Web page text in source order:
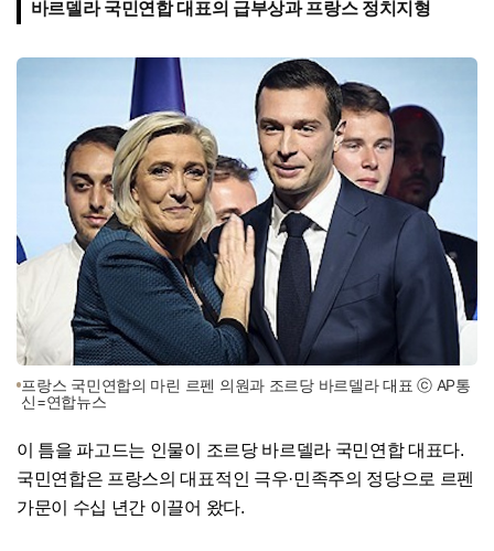
바르델라 국민연합 대표의 급부상과 프랑스 정치지형
프랑스 국민연합의 마린 르펜 의원과 조르당 바르델라 대표 ⓒ AP통
신=연합뉴스
이 틈을 파고드는 인물이 조르당 바르델라 국민연합 대표다.
국민연합은 프랑스의 대표적인 극우·민족주의 정당으로 르펜
가문이 수십 년간 이끌어 왔다.